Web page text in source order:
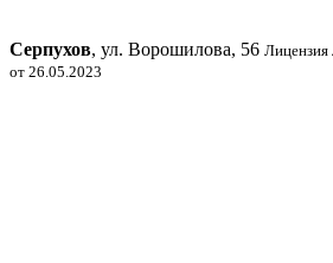
Серпухов, ул. Ворошилова, 56
от 26.05.2023